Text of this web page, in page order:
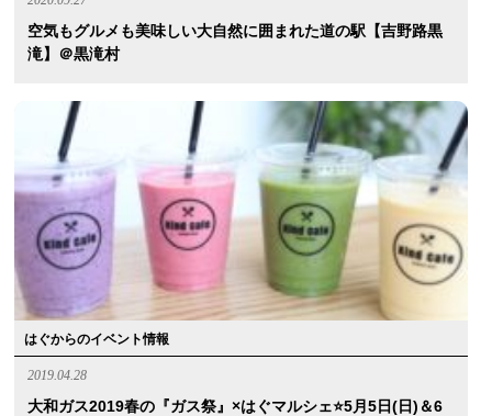
空気もグルメも美味しい大自然に囲まれた道の駅【吉野路黒
滝】＠黒滝村
はぐからのイベント情報
2019.04.28
大和ガス2019春の『ガス祭』×はぐマルシェ⭐️5月5日(日)＆6